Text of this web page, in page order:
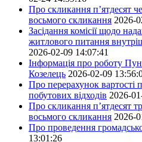
Про скликання п’ятдесят
восьмого скликання 2026-
Засідання комісії щодо
житлового питання
2026-02-09 14:07:41
Інформація про роботу
Козелець 2026-02-09
Про перерахунок вартості
побутових відходів 2026-
Про скликання п’ятдесят
восьмого скликання 2026-
Про проведення
13:01:26